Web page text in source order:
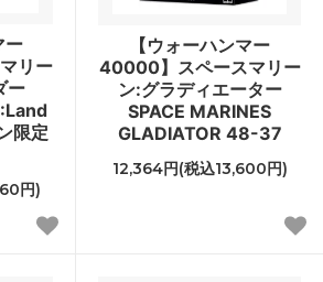
ー
リー
ー
限定
円)
【ウォーハンマー
40000】スペースマリー
ン:グラディエーター
SPACE MARINES
GLADIATOR 48-37
12,364円(税込13,600円)